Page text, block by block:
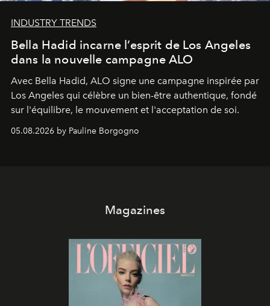
INDUSTRY TRENDS
Bella Hadid incarne l’esprit de Los Angeles
dans la nouvelle campagne ALO
Avec Bella Hadid, ALO signe une campagne inspirée par
Los Angeles qui célèbre un bien-être authentique, fondé
sur l'équilibre, le mouvement et l'acceptation de soi.
05.08.2026 by Pauline Borgogno
Magazines